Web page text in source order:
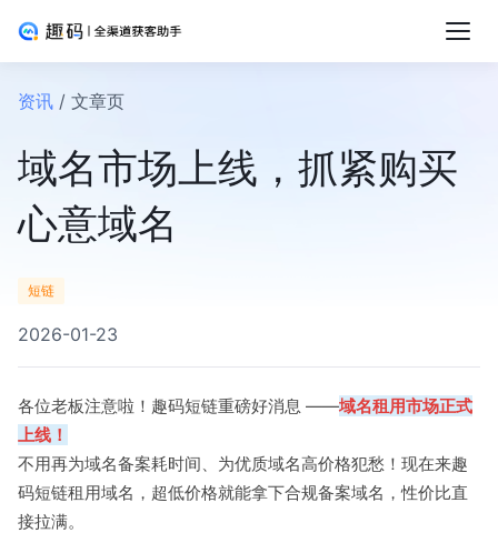
资讯 / 文章页
域名市场上线，抓紧购买
心意域名
短链
2026-01-23
各位老板注意啦！趣码短链重磅好消息 ——域名租用市场正式
上线！
不用再为域名备案耗时间、为优质域名高价格犯愁！现在来趣
码短链租用域名，超低价格就能拿下合规备案域名，性价比直
接拉满。​